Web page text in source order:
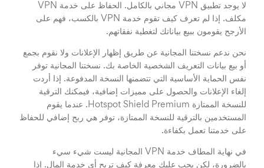
لا يوجد تطبيق VPN مجاني بالكامل. الحفاظ على خدمة VPN
مكلف. إذا لم تعرف كيف تقوم خدمة VPN بالكسب، فهم على
الأرجح يقومون ببيع بياناتك لتغطية نفقاتهم.
نحن ندعم نسختنا المجانية عن طريق إظهار الإعلانات ولا نقوم بجمع
أو بيع بيانات التعريف الشخصية الخاصة بك. نسختنا المجانية توفر
نفس الحماية الأساسية التي تتضمنها النسخة المدفوعة. إذا أردت
إلغاء الإعلانات والحصول على مميزات إضافية، فيمكنك الترقية
للنسخة الممتازة Hotspot Shield Premium. عندما يقوم
المستخدمين بالترقية للنسخة الممتازة، توفر هي ربح إضافي للحفاظ
على خدمتنا تعمل بكفاءة.
في نهاية المطاف خدمة VPN المجانية ليست شيء سيء
بالضرورة، لكن يجب عليك معرفة كيف تربح أي خدمة المال. إذا